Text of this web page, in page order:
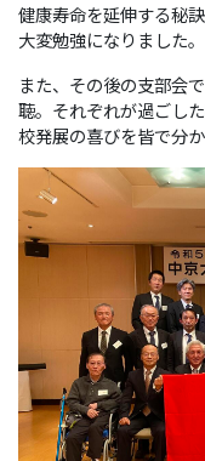
健康寿命を延伸する秘
大変勉強になりました。
また、その後の支部会
聴。それぞれが過ごし
校発展の喜びを皆で分